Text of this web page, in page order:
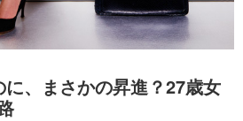
、まさかの昇進？27歳女